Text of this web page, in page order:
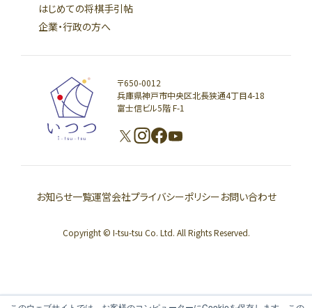
〒650-0012
兵庫県神戸市中央区北長狭通4丁目4-18
富士信ビル5階 F-1
はじめての将棋手引帖
企業・行政の方へ
お知らせ一覧運営会社プライバシーポリシーお問い合わせ
Copyright © I-tsu-tsu Co. Ltd. All Rights Reserved.